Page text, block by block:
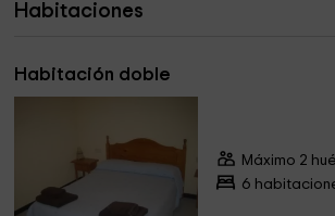
Habitaciones
Habitación doble
Máximo 2
6